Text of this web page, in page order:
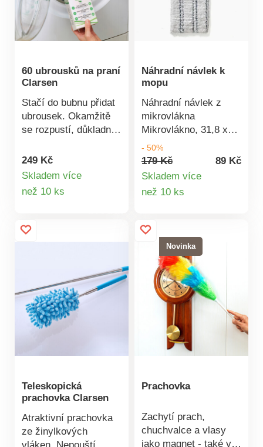
500 vibrací za minutu.
Ruční nebo s rukojetí
o délce 98 cm.
Součástí balení jsou 3
dobíjecí. Bergström.
60 ubrousků na praní
Clarsen
Stačí do bubnu přidat
ubrousek. Okamžitě
se rozpustí, důkladně
prádlo před
zabarvením a
tak životní prostředí,
skladovací prostor i
starosti s taháním
249 Kč
Skladem více
než 10 ks
Náhradní návlek k
mopu
Náhradní návlek z
mikrovlákna
Mikrovlákno, 31,8 x
12,5 cm. Mikrovlákno.
Absorpční + bez
žmolků.
- 50%
179 Kč
89 Kč
Skladem více
než 10 ks
Teleskopická
prachovka Clarsen
Atraktivní prachovka
ze žinylkových
Novinka
Prachovka
Zachytí prach,
chuchvalce a vlasy
jako magnet - také v